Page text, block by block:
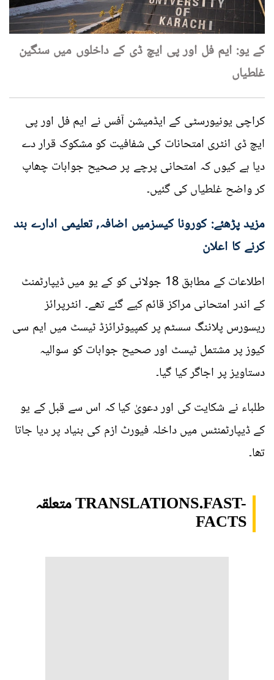
کے یو: ایم فل اور پی ایچ ڈی کے داخلوں میں سنگین
غلطیاں
کراچی یونیورسٹی کے ایڈمیشن آفس نے ایم فل اور پی
ایچ ڈی انٹری امتحانات کی شفافیت کو مشکوک قرار دے
دیا ہے کیوں کہ امتحانی پرچے پر صحیح جوابات چھاپ
کر واضح غلطیاں کی گئیں۔
مزید پڑھئے: کورونا کیسزمیں اضافہ, تعلیمی ادارے بند
کرنے کا اعلان
اطلاعات کے مطابق 18 جولائی کو کے یو میں ڈیپارٹمنٹ
کے اندر امتحانی مراکز قائم کیے گئے تھے۔ انٹرپرائز
ریسورس پلاننگ سسٹم پر کمپیوٹرائزڈ ٹیسٹ میں ایم سی
کیوز پر مشتمل ٹیسٹ اور صحیح جوابات کو سوالیہ
دستاویز پر اجاگر کیا گیا۔
طلباء نے شکایت کی اور دعویٰ کیا کہ اس سے قبل کے یو
کے ڈیپارٹمنٹس میں داخلہ فیورٹ ازم کی بنیاد پر دیا جاتا
تھا۔
متعلقہ TRANSLATIONS.FAST-
FACTS